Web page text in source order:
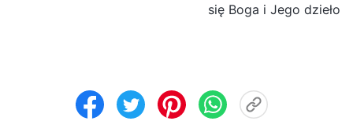
się Boga i Jego dzieło